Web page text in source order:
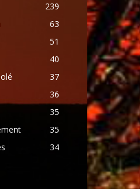
239
63
51
40
37
36
35
35
34